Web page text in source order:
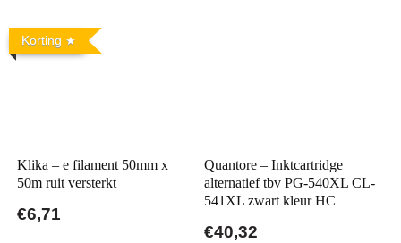
Korting
Klika – e filament 50mm x
50m ruit versterkt
€6,71
Quantore – Inktcartridge
alternatief tbv PG-540XL CL-
541XL zwart kleur HC
€40,32